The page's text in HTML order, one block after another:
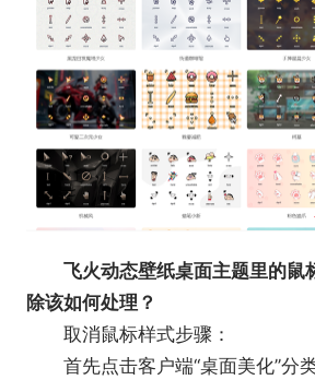
飞火动态壁纸桌面主题里的鼠
除该如何处理？
取消鼠标样式步骤：
首先点击客户端“桌面美化”分类